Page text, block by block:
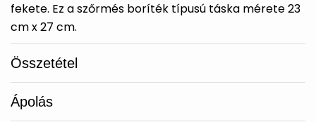
fekete. Ez a szőrmés boríték típusú táska mérete 23
cm x 27 cm.
Összetétel
Ápolás